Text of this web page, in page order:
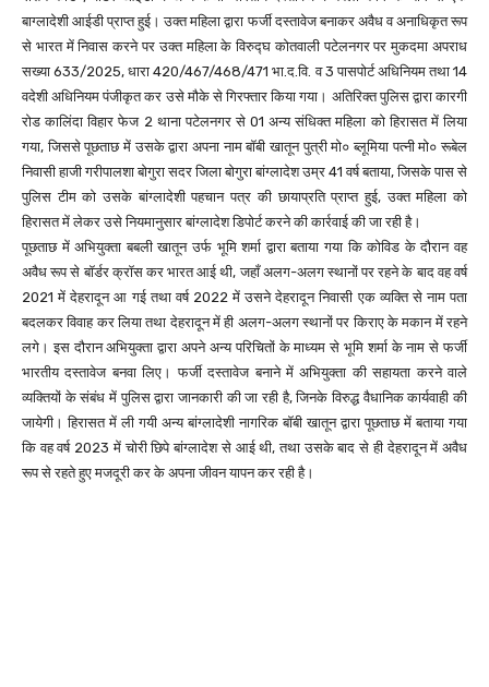
बाग्लादेशी आईडी प्राप्त हुई। उक्त महिला द्वारा फर्जी दस्तावेज बनाकर अवैध व अनाधिकृत रूप
से भारत में निवास करने पर उक्त महिला के विरुद्घ कोतवाली पटेलनगर पर मुकदमा अपराध
सख्या 633/2025, धारा 420/467/468/471 भा.द.वि. व 3 पासपोर्ट अधिनियम तथा 14
वदेशी अधिनियम पंजीकृत कर उसे मौके से गिरफ्तार किया गया। अतिरिक्त पुलिस द्वारा कारगी
रोड कालिंदा विहार फेज 2 थाना पटेलनगर से 01 अन्य संधिक्त महिला को हिरासत में लिया
गया, जिससे पूछताछ में उसके द्वारा अपना नाम बॉबी खातून पुत्री मो० ब्लूमिया पत्नी मो० रूबेल
निवासी हाजी गरीपालशा बोगुरा सदर जिला बोगुरा बांग्लादेश उम्र 41 वर्ष बताया, जिसके पास से
पुलिस टीम को उसके बांग्लादेशी पहचान पत्र की छायाप्रति प्राप्त हुई, उक्त महिला को
हिरासत में लेकर उसे नियमानुसार बांग्लादेश डिपोर्ट करने की कार्रवाई की जा रही है।
पूछताछ में अभियुक्ता बबली खातून उर्फ भूमि शर्मा द्वारा बताया गया कि कोविड के दौरान वह
अवैध रूप से बॉर्डर क्रॉस कर भारत आई थी, जहाँ अलग-अलग स्थानों पर रहने के बाद वह वर्ष
2021 में देहरादून आ गई तथा वर्ष 2022 में उसने देहरादून निवासी एक व्यक्ति से नाम पता
बदलकर विवाह कर लिया तथा देहरादून में ही अलग-अलग स्थानों पर किराए के मकान में रहने
लगे। इस दौरान अभियुक्ता द्वारा अपने अन्य परिचितों के माध्यम से भूमि शर्मा के नाम से फर्जी
भारतीय दस्तावेज बनवा लिए। फर्जी दस्तावेज बनाने में अभियुक्ता की सहायता करने वाले
व्यक्तियों के संबंध में पुलिस द्वारा जानकारी की जा रही है, जिनके विरुद्ध वैधानिक कार्यवाही की
जायेगी। हिरासत में ली गयी अन्य बांग्लादेशी नागरिक बॉबी खातून द्वारा पूछताछ में बताया गया
कि वह वर्ष 2023 में चोरी छिपे बांग्लादेश से आई थी, तथा उसके बाद से ही देहरादून में अवैध
रूप से रहते हुए मजदूरी कर के अपना जीवन यापन कर रही है।